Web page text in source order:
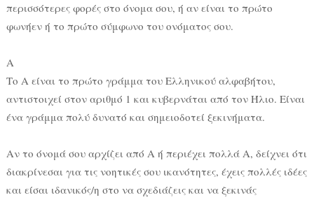
περισσότερες φορές στο όνομα σου, ή αν είναι το πρώτο
φωνήεν ή το πρώτο σύμφωνο του ονόματος σου.
Α
Το Α είναι το πρώτο γράμμα του Ελληνικού αλφαβήτου,
αντιστοιχεί στον αριθμό 1 και κυβερνάται από τον Ήλιο. Είναι
ένα γράμμα πολύ δυνατό και σημειοδοτεί ξεκινήματα.
Αν το όνομά σου αρχίζει από Α ή περιέχει πολλά Α, δείχνει ότι
διακρίνεσαι για τις νοητικές σου ικανότητες, έχεις πολλές ιδέες
και είσαι ιδανικός/η στο να σχεδιάζεις και να ξεκινάς